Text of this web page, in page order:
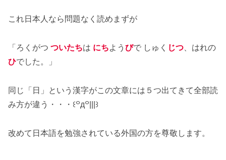
これ日本人なら問題なく読めまずが
「ろくがつ ついたちは にちよう びで しゅく じつ 、はれの
ひでした。」
同じ「日」という漢字がこの文章には５つ出てきて全部読
み方が違う・・・꒰꒪д꒪|||꒱
改めて日本語を勉強されている外国の方を尊敬します。